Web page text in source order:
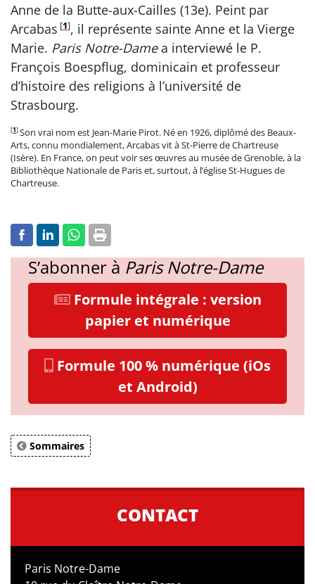
Anne de la Butte-aux-Cailles (13e). Peint par
Arcabas [1], il représente sainte Anne et la Vierge
Marie. Paris Notre-Damea interviewé le P.
François Boespflug, dominicain et professeur
d’histoire des religions à l’université de
Strasbourg.
[1]Son vrai nom est Jean-Marie Pirot. Né en 1926, diplômé des Beaux-
Arts, connu mondialement, Arcabas vit à St-Pierre de Chartreuse
(Isère). En France, on peut voir ses œuvres au musée de Grenoble, à la
Bibliothèque Nationale de Paris et, surtout, à l’église St-Hugues de
Chartreuse.
S’abonner à Paris Notre-Dame
Formule intégrale : version
papier et numérique
Formule 100 % numérique (iOs
et Android)
Sommaires
CONTACT
Paris Notre-Dame